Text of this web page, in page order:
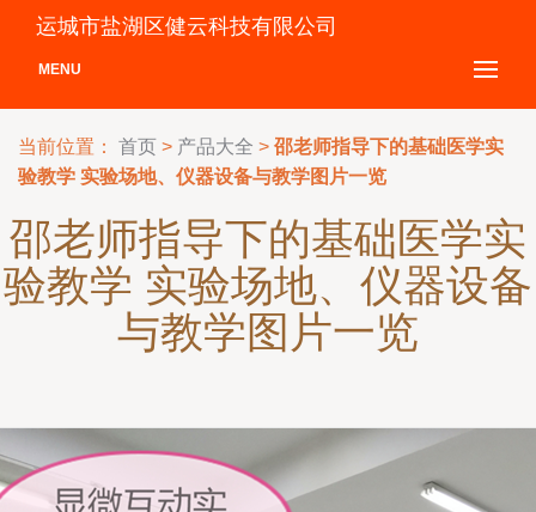
运城市盐湖区健云科技有限公司
MENU
当前位置： 首页 > 产品大全 > 邵老师指导下的基础医学实
验教学 实验场地、仪器设备与教学图片一览
邵老师指导下的基础医学实
验教学 实验场地、仪器设备
与教学图片一览